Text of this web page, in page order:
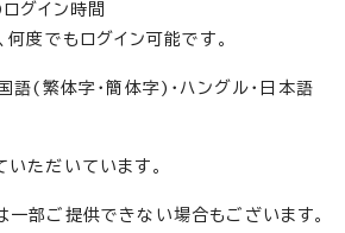
グイン時間
度でもログイン可能です。
語(繁体字・簡体字)・ハングル・日本語
ただいています。
部ご提供できない場合もございます。